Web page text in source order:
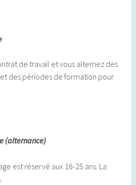
de travail et vous alternez des
des périodes de formation pour
(alternance)
est réservé aux 16-25 ans. La